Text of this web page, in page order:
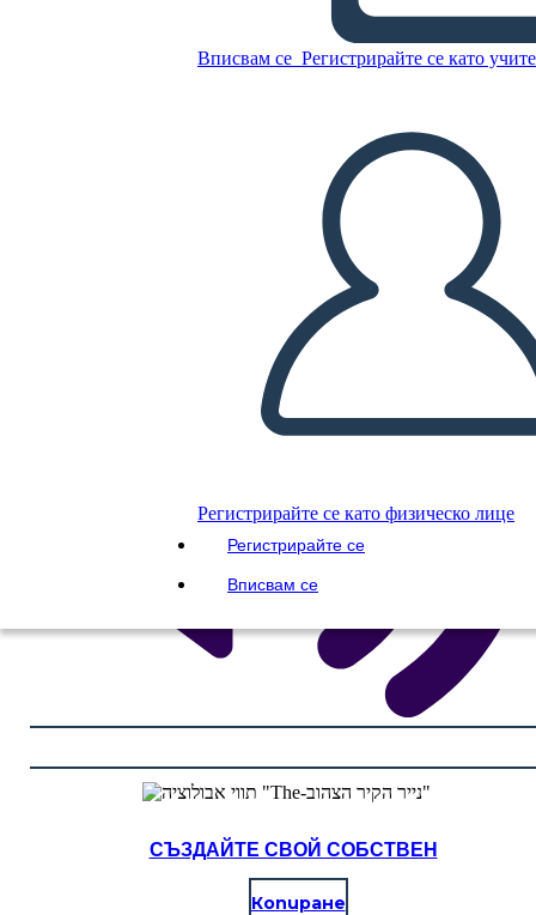
Вписвам се Регистрирайте се като
Регистрирайте се като физическо лице
Регистрирайте се
Вписвам се
СЪЗДАЙТЕ СЦЕНАРИЙ
ПУСКАНЕ НА СЛАЙДШОУ
ЧЕТИ МИ
СЪЗДАЙТЕ СВОЙ СОБСТВЕН
Копиране